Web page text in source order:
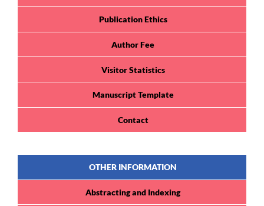
Publication Ethics
Author Fee
Visitor Statistics
Manuscript Template
Contact
OTHER INFORMATION
Abstracting and Indexing